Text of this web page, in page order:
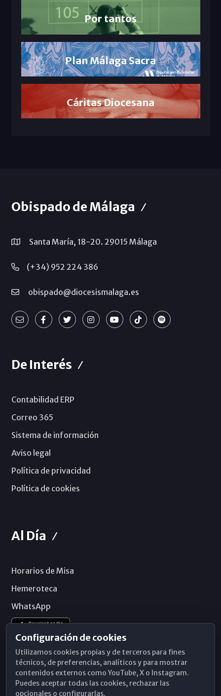
Por tantos
Plan Málaga Sacra
Cáritas Diocesana
Obispado de Málaga
Santa María, 18-20. 29015 Málaga
(+34) 952 224 386
obispado@diocesismalaga.es
De Interés
Contabilidad ERP
Correo 365
Sistema de información
Aviso legal
Política de privacidad
Política de cookies
Al Día
Horarios de Misa
Hemeroteca
WhatsApp
Configuración de cookies
Utilizamos cookies propias y de terceros para fines
técnicos, de preferencias, analíticos y para mostrar
contenidos externos como YouTube, X o Instagram.
Puedes aceptar todas las cookies, rechazar las
opcionales o configurarlas.